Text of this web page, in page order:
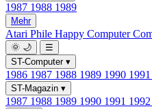
1987 1988 1989
Mehr
Atari Phile Happy Computer
🌞 🌙
☰
ST-Computer ▾
1986 1987 1988 1989 1990 1991
ST-Magazin ▾
1987 1988 1989 1990 1991 1992